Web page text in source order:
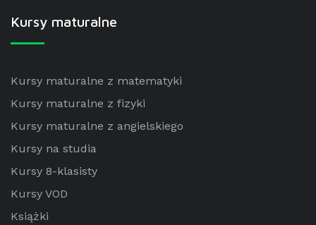
Kursy maturalne
Kursy maturalne z matematyki
Kursy maturalne z fizyki
Kursy maturalne z angielskiego
Kursy na studia
Kursy 8-klasisty
Kursy VOD
Książki